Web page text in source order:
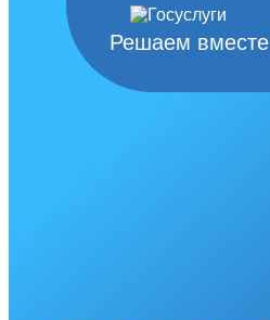
Решаем вместе